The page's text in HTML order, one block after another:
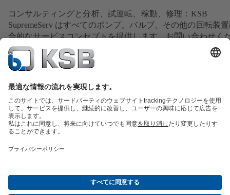
コンサルティングと分析、試運転、稼動、修理：KSB
SupremeServ はすべてのポンプ、バルブ、その他の回転装
合的なサービスコンセプトを提供します。お問い合わせく
い。
サービスの概要ツール
廃水技術水技術産業技術建築物管理エネルギー技術